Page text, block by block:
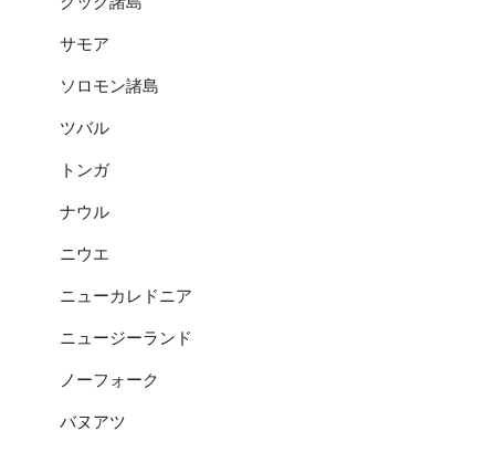
サモア
ソロモン諸島
ツバル
トンガ
ナウル
ニウエ
ニューカレドニア
ニュージーランド
ノーフォーク
バヌアツ